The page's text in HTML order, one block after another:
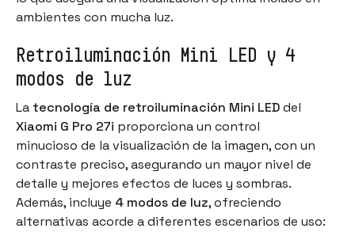
ambientes con mucha luz.
Retroiluminación Mini LED y 4
modos de luz
La tecnología de retroiluminación Mini LEDdel
Xiaomi G Pro 27i proporciona un control
minucioso de la visualización de la imagen, con un
contraste preciso, asegurando un mayor nivel de
detalle y mejores efectos de luces y sombras.
Además, incluye 4 modos de luz, ofreciendo
alternativas acorde a diferentes escenarios de uso: